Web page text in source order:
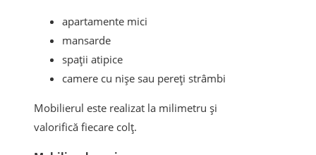
apartamente mici
mansarde
spații atipice
camere cu nișe sau pereți strâmbi
Mobilierul este realizat la milimetru și
valorifică fiecare colț.